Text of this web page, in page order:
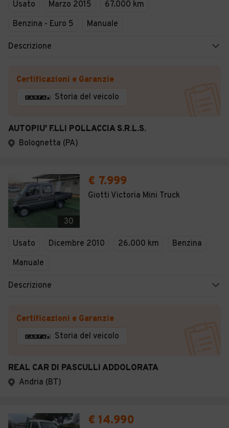
Usato Marzo 2015
67.000 km
Benzina - Euro 5
Manuale
Descrizione
Certificazioni e Garanzie
Storia del veicolo
AUTOPIU' F.LLI POLLACCIA S.R.L.S.
Bolognetta (PA)
30
€ 7.999
Giotti Victoria Mini Truck
Usato Dicembre 2010 26.000 km
Benzina
Manuale
Descrizione
Certificazioni e Garanzie
Storia del veicolo
REAL CAR DI PASCULLI ADDOLORATA
Andria (BT)
€ 14.990